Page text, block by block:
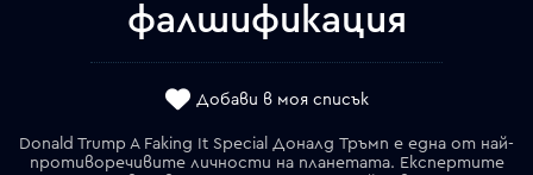
фалшификация
Добави в моя списък
Donald Trump A Faking It Special Доналд Тръмп е една от най-
противоречивите личности на планетата. Експертите